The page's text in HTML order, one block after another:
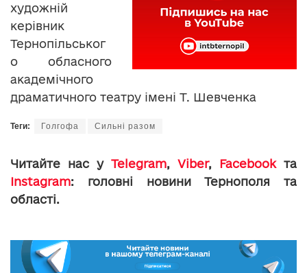
художній
керівник
Тернопільськог
о обласного
академічного
драматичного театру імені Т. Шевченка
Теги: Голгофа Сильні разом
Читайте нас у Telegram, Viber, Facebookта
Instagram: головні новини Тернополя та
області.